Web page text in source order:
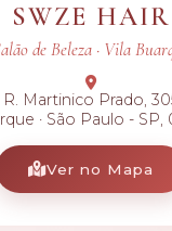
SWZE HAIR
de Beleza · Vila
R. Martinico Prado,
· São Paulo - SP,
Ver no Mapa